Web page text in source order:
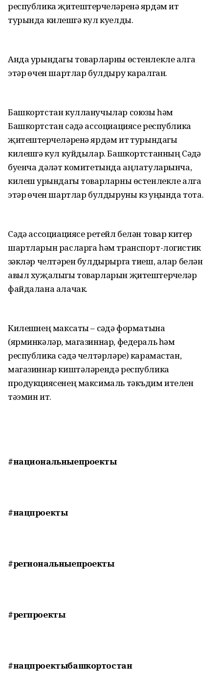
республика җитештерүчеләренә ярдәм итү
турында килешүгә кул куелды.
Анда урындагы товарларны өстенлекле алга
этәрү өчен шартлар булдыру каралган.
Башкортстан кулланучылар союзы һәм
Башкортстан сәүдә ассоциациясе республика
җитештерүчеләренә ярдәм итү турындагы
килешүгә кул куйдылар. Башкортстанның Сәүдә
буенча дәүләт комитетында аңлатуларынча,
килешү урындагы товарларны өстенлекле алга
этәрү өчен шартлар булдыруны күз уңында тота.
Сәүдә ассоциациясе ретейл белән товар китерү
шартларын расларга һәм транспорт-логистик
үзәкләр челтәрен булдырырга тиеш, алар белән
авыл хуҗалыгы товарларын җитештерүчеләр
файдалана алачак.
Килешүнең максаты – сәүдә форматына
(ярминкәләр, магазиннар, федераль һәм
республика сәүдә челтәрләре) карамастан,
магазиннар киштәләрендә республика
продукциясенең максималь тәкъдим ителүен
тәэмин итү.
#национальныепроекты
#нацпроекты
#региональныепроекты
#регпроекты
#нацпроектыбашкортостан